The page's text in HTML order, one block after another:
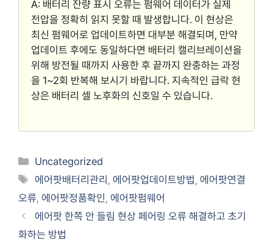
A: 배터리 잔량 표시 오류는 펌웨어 데이터가 실제
전압을 정확히 읽지 못할 때 발생합니다. 이 현상은
최신 펌웨어로 업데이트하면 대부분 해결되며, 만약
업데이트 후에도 동일하다면 배터리 캘리브레이션을
위해 방전될 때까지 사용한 후 끝까지 완충하는 과정
을 1~2회 반복해 보시기 바랍니다. 지속적인 급락 현
상은 배터리 셀 노후화의 신호일 수 있습니다.
Categories
Uncategorized
Tags
에어팟배터리관리 ,에어팟업데이트방법,에어팟연결
오류, 에어팟정품확인, 에어팟펌웨어
에어팟 한쪽 안 들림 현상 페어링 오류 해결하고 초기
화하는 방법